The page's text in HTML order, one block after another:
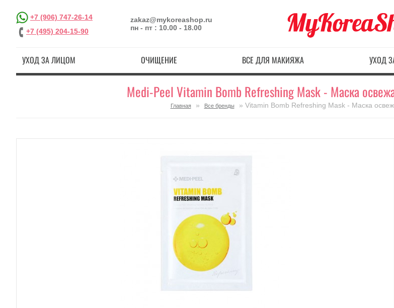
+7 (906) 747-26-14
+7 (495) 204-15-90
zakaz@mykoreashop.ru
пн - пт : 10.00 - 18.00
УХОД ЗА ЛИЦОМ ОЧИЩЕНИЕ ВСЕ ДЛЯ МАКИЯЖА УХОД
Medi-Peel Vitamin Bomb Refreshing Mask - Маска
Главная » Все бренды » Vitamin Bomb Refreshing Mask - Маска